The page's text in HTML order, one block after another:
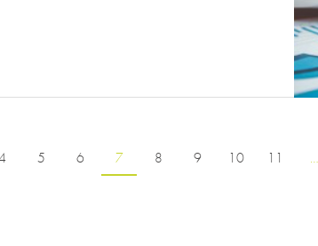
5 6 7 8 9 10 11 …